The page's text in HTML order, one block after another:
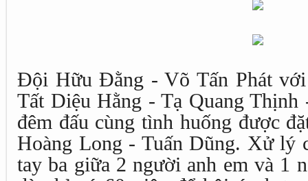
Đội Hữu Đằng - Võ Tấn Phát với
Tất Diệu Hằng - Tạ Quang
đêm đấu cùng tình huống được
Hoàng Long - Tuấn Dũng. Xử lý
tay ba giữa 2 người anh em và 1